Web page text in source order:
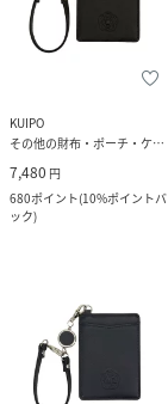
KUIPO
その他の財布・ポーチ・ケース
7,480 円
680ポイント(10%ポイントバ
ック)